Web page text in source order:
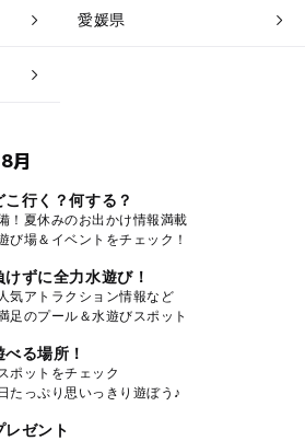
愛媛県
月
こ行く？何する？
！夏休みのお出かけ情報満載
び場＆イベントをチェック！
けずに全力水遊び！
気アトラクション情報など
足のプール＆水遊びスポット
る場所！
ポットをチェック
たっぷり思いっきり遊ぼう♪
レゼント